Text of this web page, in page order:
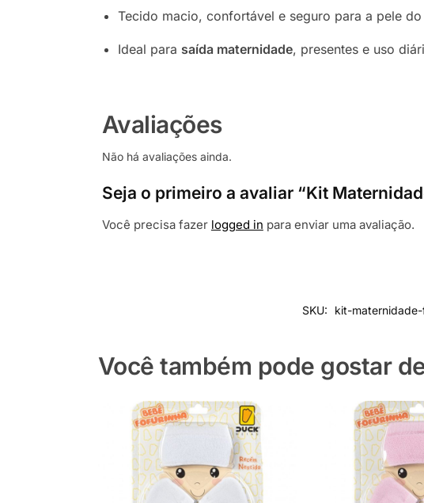
Tecido macio, confortável e seguro para a pele
Ideal para saída maternidade, presentes e uso
Avaliações
Não há avaliações ainda.
Seja o primeiro a avaliar “Kit
Você precisa fazer logged in para enviar uma avaliação.
SKU: kit-
Você também pode gostar